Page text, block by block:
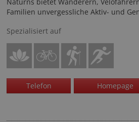
Familien unvergessliche Aktiv- und
Spezialisiert auf
Telefon Homepage